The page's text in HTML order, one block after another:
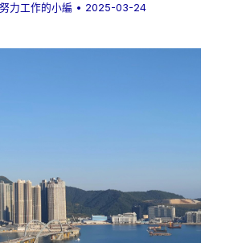
努力工作的小編 • 2025-03-24